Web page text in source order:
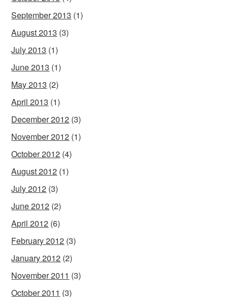
September 2013 (1)
August 2013 (3)
July 2013 (1)
June 2013 (1)
May 2013 (2)
April 2013 (1)
December 2012 (3)
November 2012 (1)
October 2012 (4)
August 2012 (1)
July 2012 (3)
June 2012 (2)
April 2012 (6)
February 2012 (3)
January 2012 (2)
November 2011 (3)
October 2011 (3)